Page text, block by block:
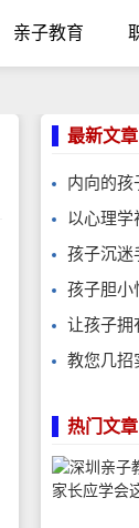
亲子教育
最新文章
内向的孩
以心理学
孩子沉迷
孩子胆小
让孩子拥
教您几招
热门文章